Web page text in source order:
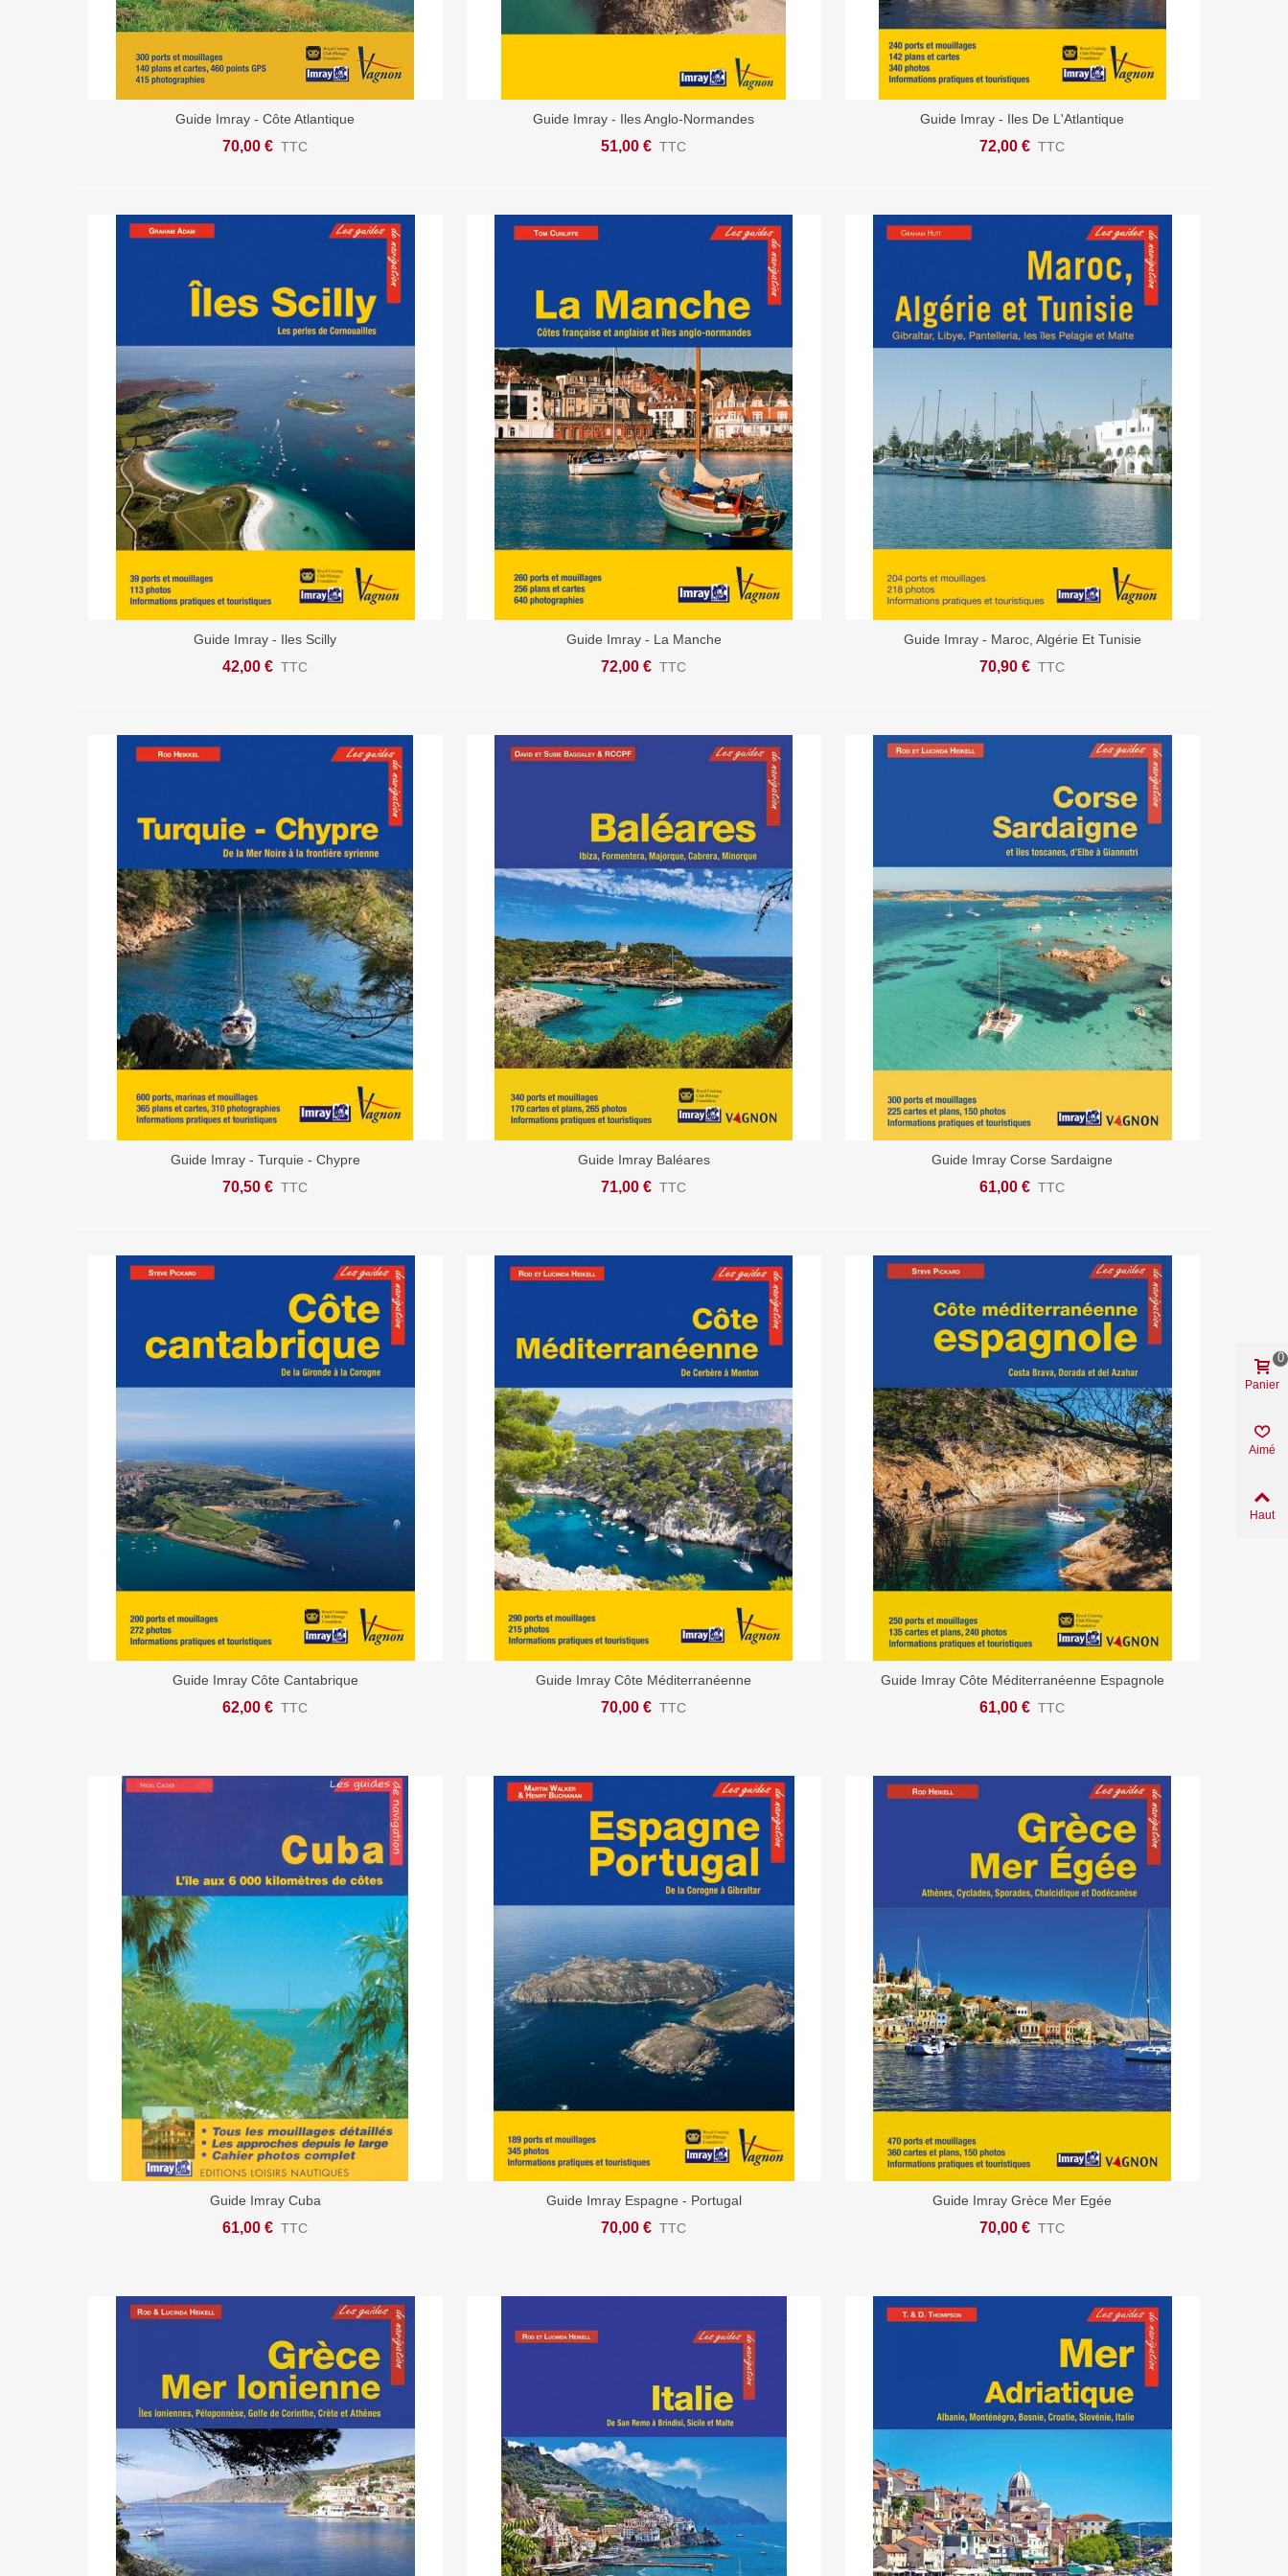
Ajouter Au Panier
Guide Imray - Côte Atlantique
70,00 € TTC
Afficher Plus
Guide Imray - Iles Anglo-Normandes
51,00 € TTC
Afficher Plus
Guide Imray - Iles De L'Atlantique
72,00 € TTC
Ajouter Au Panier
Guide Imray - Iles Scilly
42,00 € TTC
Afficher Plus
Guide Imray - La Manche
72,00 € TTC
Ajouter Au Panier
Guide Imray - Maroc, Algérie Et Tunisie
70,90 € TTC
Ajouter Au Panier
Guide Imray - Turquie - Chypre
70,50 € TTC
Ajouter Au Panier
Guide Imray Baléares
71,00 € TTC
Ajouter Au Panier
Guide Imray Corse Sardaigne
61,00 € TTC
Ajouter Au Panier
Guide Imray Côte Cantabrique
62,00 € TTC
Ajouter Au Panier
Guide Imray Côte Méditerranéenne
70,00 € TTC
Afficher Plus
Guide Imray Côte Méditerranéenne Espagnole
61,00 € TTC
Ajouter Au Panier
Guide Imray Cuba
61,00 € TTC
Afficher Plus
Guide Imray Espagne - Portugal
70,00 € TTC
Ajouter Au Panier
Guide Imray Grèce Mer Egée
70,00 € TTC
Panier
0
Aimé
Haut